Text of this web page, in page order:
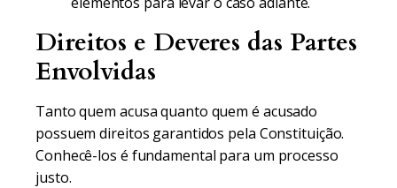
Direitos e Deveres das Partes
Envolvidas
Tanto quem acusa quanto quem é acusado
possuem direitos garantidos pela Constituição.
Conhecê-los é fundamental para um processo
justo.